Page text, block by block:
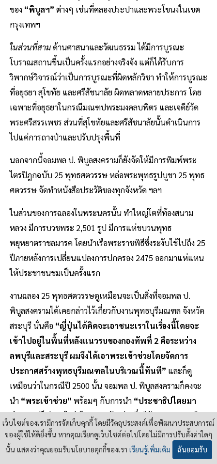
ของ “พิบูลฯ” ต่างๆ เช่นที่คลองประปาและพระโขนงในเขต
กรุงเทพฯ
ในส่วนที่สามด้านศาสนาและวัฒนธรรม ได้มีการบูรณะ
โบราณสถานขึ้นเป็นครั้งแรกอย่างจริงจัง แต่ก็ได้รับการ
วิพากษ์วิจารณ์ว่าเป็นการบูรณะที่ผิดหลักวิชา ทำให้การบูรณะ
ที่อยุธยา สุโขทัย และศรีสัชนาลัย ผิดพลาดหลายประการ โดย
เฉพาะที่อยุธยาในกรณีมณฑปพระมงคลบพิตร และเจดีย์วัด
พระศรีสรรเพชร ส่วนที่สุโขทัยและศรีสัชนาลัยนั้นดำเนินการ
ไปแค่การถางป่าและปรับปรุงพื้นที่
นอกจากนี้จอมพล ป. พิบูลสงครามก็ยังจัดให้มีการพิมพ์พระ
ไตรปิฎกฉบับ 25 พุทธศตวรรษ หล่อพระพุทธรูปบูชา 25 พุทธ
ศตวรรษ จัดทำหนังสือประวัติของทุกจังหวัด ฯลฯ
ในส่วนของการฉลองในพระนครนั้น ทำใหญ่โตที่ท้องสนาม
หลวง มีการบวชพระ 2,501 รูป มีการแห่ขบวนพุทธ
พยุหยาตราชลมารค โดยนำเรือพระราชพิธีซึ่งระงับใช้ไปถึง 25
ปีภายหลังการเปลี่ยนแปลงการปกครอง 2475 ออกมาแห่แหน
ให้ประชาชนชมเป็นครั้งแรก
งานฉลอง 25 พุทธศตวรรษดูเหมือนจะเป็นสิ่งที่จอมพล ป.
พิบูลสงครามได้เคยกล่าวไว้เกี่ยวกับงานพุทธบุรีมณฑล จังหวัด
สระบุรี นั่นคือ “ญี่ปุ่นได้คิดจะเอาชนะเราในเรื่องนี้โดยจะ
เข้าไปอยู่ในพื้นที่หลังแนวรบของกองทัพที่ 2 คือระหว่าง
ลพบุรีและสระบุรี ผมจึงได้เอาพระเข้าช่วยโดยจัดการ
ประกาศสร้างพุทธบุรีมณฑลในบริเวณนี้ทันที” และก็ดู
เหมือนว่าในกรณีปี 2500 นั้น จอมพล ป. พิบูลสงครามก็คงจะ
นำ “พระเข้าช่วย” พร้อมๆ กับการนำ “ประชาธิปไตยมา
ช่วย”แต่ก็น่าสนใจว่าโครงการดังกล่าวซึ่งมีนัยยะทางการเมือง
ก็หา“ช่วย”ได้ไม่ เป็นที่น่าสังเกตว่างานฉลอง 25 พุทธ
ศตวรรษถูกจัดเป็นงานของจอมพล ป. พิบูลสงครามโดยเฉพาะ
และในวันที่ 12 พฤษกาคม ที่มีหมายกำหนดเปิดงานนั้น
เว็บไซต์ของเรามีการจัดเก็บคุกกี้ โดยมีวัตถุประสงค์เพื่อพัฒนาประสบการณ์
ของผู้ใช้ให้ดียิ่งขึ้น หากคุณเรียกดูเว็บไซต์ต่อไปโดยไม่มีการปรับตั้งค่าใดๆ
นั้น แสดงว่าคุณยอมรับนโยบายคุกกี้ของเรา เรียนรู้เพิ่มเติม ฉันยอมรับ